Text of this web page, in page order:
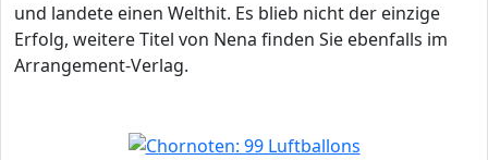
und landete einen Welthit. Es blieb nicht der einzige
Erfolg, weitere Titel von Nena finden Sie ebenfalls im
Arrangement-Verlag.